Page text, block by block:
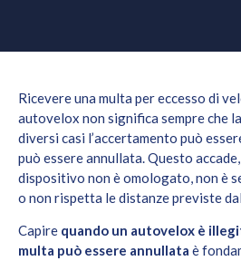
Ricevere una multa per eccesso di
autovelox non significa sempre che
diversi casi l’accertamento può
può essere annullata. Questo
dispositivo non è omologato, non è
o non rispetta le distanze previste
Capire quando un autovelox è
multa può essere annullata è